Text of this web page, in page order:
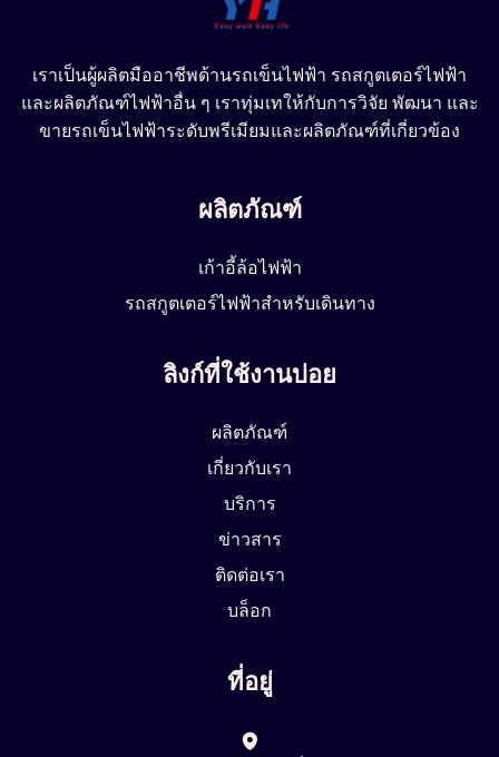
เราเป็นผู้ผลิตมืออาชีพด้านรถเข็นไฟฟ้า รถสกูตเตอร์ไฟฟ้า
และผลิตภัณฑ์ไฟฟ้าอื่น ๆ เราทุ่มเทให้กับการวิจัย พัฒนา และ
ขายรถเข็นไฟฟ้าระดับพรีเมียมและผลิตภัณฑ์ที่เกี่ยวข้อง
ผลิตภัณฑ์
เก้าอี้ล้อไฟฟ้า
รถสกูตเตอร์ไฟฟ้าสำหรับเดินทาง
ลิงก์ที่ใช้งานบ่อย
ผลิตภัณฑ์
เกี่ยวกับเรา
บริการ
ข่าวสาร
ติดต่อเรา
บล็อก
ที่อยู่